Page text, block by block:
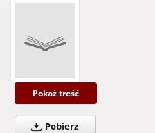
Pokaż treść
Pobierz